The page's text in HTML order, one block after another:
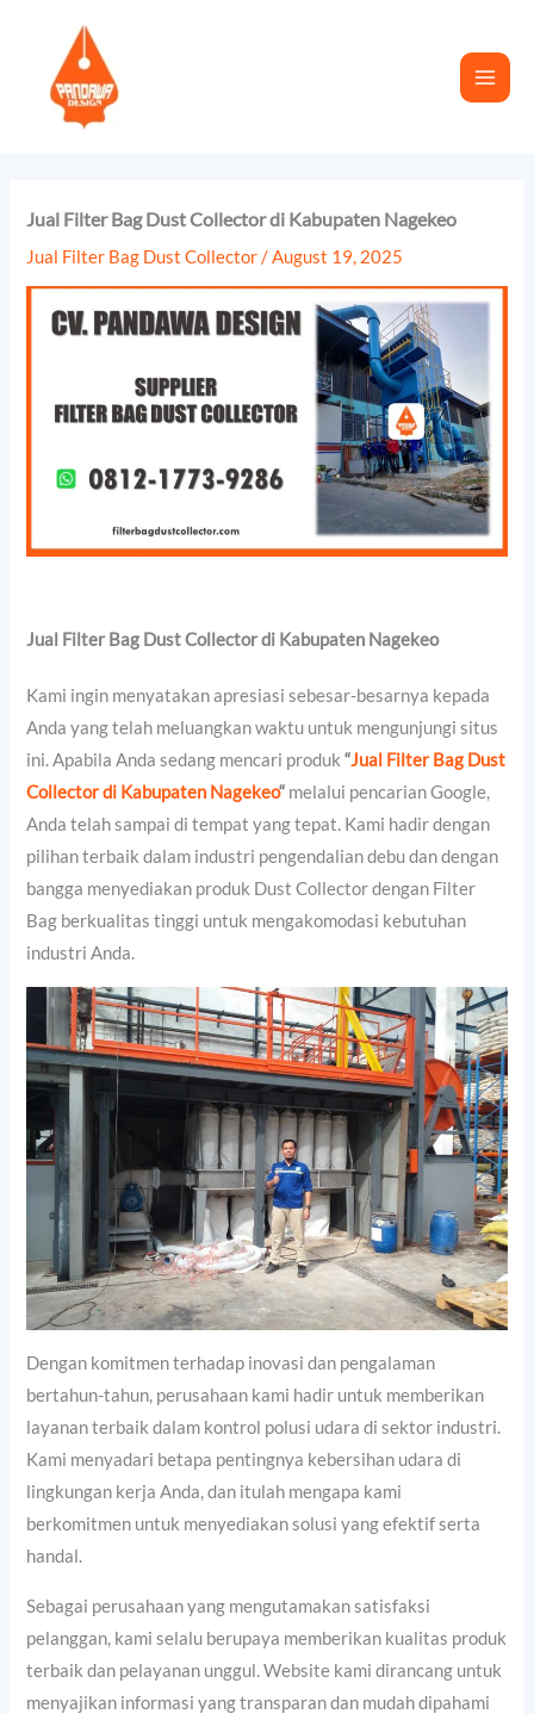
content
Jual Filter Bag Dust Collector di Kabupaten Nagekeo
Jual Filter Bag Dust Collector/August 19, 2025
Jual Filter Bag Dust Collector di Kabupaten Nagekeo
Kami ingin menyatakan apresiasi sebesar-besarnya kepada
Anda yang telah meluangkan waktu untuk mengunjungi situs
ini. Apabila Anda sedang mencari produk“Jual Filter Bag Dust
Collector di Kabupaten Nagekeo“ melalui pencarian Google,
Anda telah sampai di tempat yang tepat. Kami hadir dengan
pilihan terbaik dalam industri pengendalian debu dan dengan
bangga menyediakan produk Dust Collector dengan Filter
Bag berkualitas tinggi untuk mengakomodasi kebutuhan
industri Anda.
Dengan komitmen terhadap inovasi dan pengalaman
bertahun-tahun, perusahaan kami hadir untuk memberikan
layanan terbaik dalam kontrol polusi udara di sektor industri.
Kami menyadari betapa pentingnya kebersihan udara di
lingkungan kerja Anda, dan itulah mengapa kami
berkomitmen untuk menyediakan solusi yang efektif serta
handal.
Sebagai perusahaan yang mengutamakan satisfaksi
pelanggan, kami selalu berupaya memberikan kualitas produk
terbaik dan pelayanan unggul. Website kami dirancang untuk
menyajikan informasi yang transparan dan mudah dipahami